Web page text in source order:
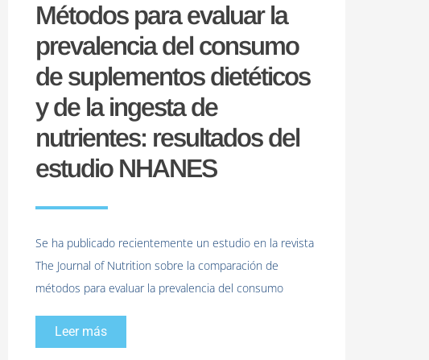
Métodos para evaluar la
prevalencia del consumo
de suplementos dietéticos
y de la ingesta de
nutrientes: resultados del
estudio NHANES
Se ha publicado recientemente un estudio en la revista
The Journal of Nutrition sobre la comparación de
métodos para evaluar la prevalencia del consumo
Leer más